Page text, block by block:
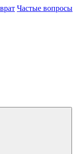
Частые вопросы